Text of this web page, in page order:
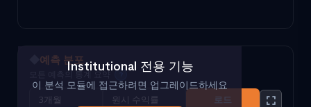
예측 분포
?
로드
Institutional 전용 기능
이 분석 모듈에 접근하려면 업그레이드하세요